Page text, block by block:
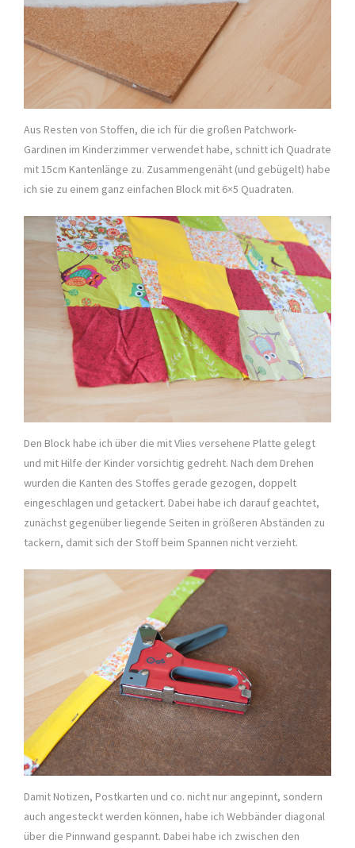
Aus Resten von Stoffen, die ich für die großen Patchwork-
Gardinen im Kinderzimmer verwendet habe, schnitt ich Quadrate
mit 15cm Kantenlänge zu. Zusammengenäht (und gebügelt) habe
ich sie zu einem ganz einfachen Block mit 6×5 Quadraten.
Den Block habe ich über die mit Vlies versehene Platte gelegt
und mit Hilfe der Kinder vorsichtig gedreht. Nach dem Drehen
wurden die Kanten des Stoffes gerade gezogen, doppelt
eingeschlagen und getackert. Dabei habe ich darauf geachtet,
zunächst gegenüber liegende Seiten in größeren Abständen zu
tackern, damit sich der Stoff beim Spannen nicht verzieht.
Damit Notizen, Postkarten und co. nicht nur angepinnt, sondern
auch angesteckt werden können, habe ich Webbänder diagonal
über die Pinnwand gespannt. Dabei habe ich zwischen den